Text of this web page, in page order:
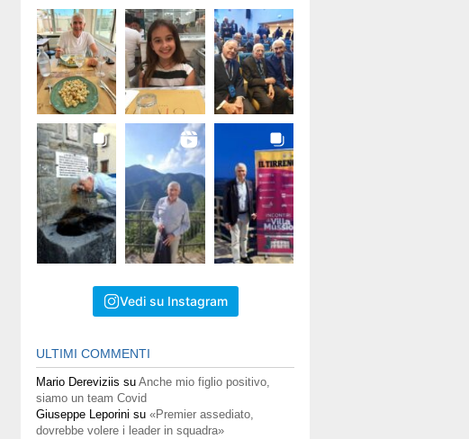
Vedi su Instagram
ULTIMI COMMENTI
Mario Dereviziis su Anche mio figlio positivo,
siamo un team Covid
Giuseppe Leporini su «Premier assediato,
dovrebbe volere i leader in squadra»